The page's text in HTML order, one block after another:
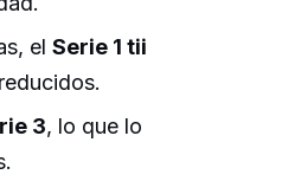
el Serie 1 tii
3, lo que lo